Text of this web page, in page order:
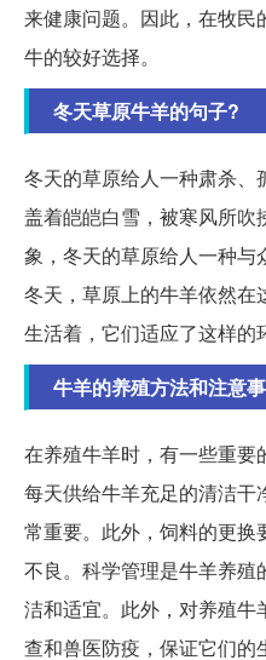
来健康问题。因此，在牧民
牛的较好选择。
冬天草原牛羊的句子?
冬天的草原给人一种肃杀
盖着皑皑白雪，被寒风所
象，冬天的草原给人一种与
冬天，草原上的牛羊依然
生活着，它们适应了这样的
牛羊的养殖方法和注意
在养殖牛羊时，有一些重
每天供给牛羊充足的清洁
常重要。此外，饲料的更
不良。科学管理是牛羊养
洁和适宜。此外，对养殖牛
查和兽医防疫，保证它们的